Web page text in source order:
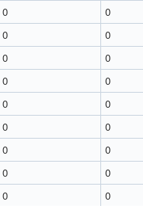
0 0
0 0
0 0
0 0
0 0
0 0
0 0
0 0
0 0